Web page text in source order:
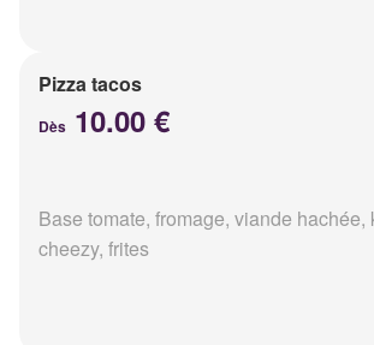
Pizza tacos
Dès 10.00 €
Base tomate, fromage, viande hachée,
cheezy, frites